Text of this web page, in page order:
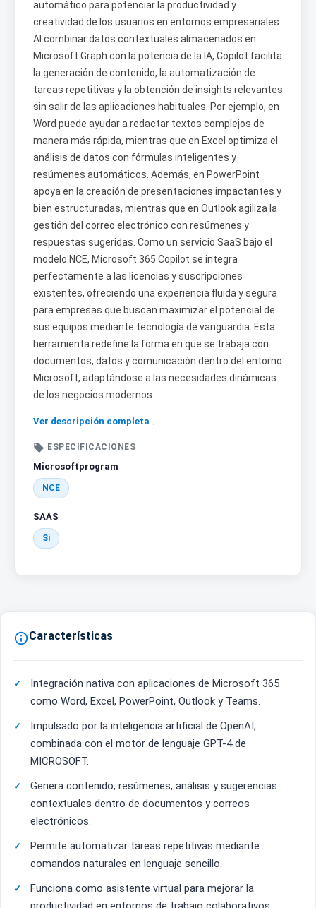
automático para potenciar la productividad y
creatividad de los usuarios en entornos empresariales.
Al combinar datos contextuales almacenados en
Microsoft Graph con la potencia de la IA, Copilot facilita
la generación de contenido, la automatización de
tareas repetitivas y la obtención de insights relevantes
sin salir de las aplicaciones habituales. Por ejemplo, en
Word puede ayudar a redactar textos complejos de
manera más rápida, mientras que en Excel optimiza el
análisis de datos con fórmulas inteligentes y
resúmenes automáticos. Además, en PowerPoint
apoya en la creación de presentaciones impactantes y
bien estructuradas, mientras que en Outlook agiliza la
gestión del correo electrónico con resúmenes y
respuestas sugeridas. Como un servicio SaaS bajo el
modelo NCE, Microsoft 365 Copilot se integra
perfectamente a las licencias y suscripciones
existentes, ofreciendo una experiencia fluida y segura
para empresas que buscan maximizar el potencial de
sus equipos mediante tecnología de vanguardia. Esta
herramienta redefine la forma en que se trabaja con
documentos, datos y comunicación dentro del entorno
Microsoft, adaptándose a las necesidades dinámicas
de los negocios modernos.
Ver descripción completa ↓
 ESPECIFICACIONES
Microsoftprogram
NCE
SAAS
Sí
Características
Integración nativa con aplicaciones de Microsoft 365
como Word, Excel, PowerPoint, Outlook y Teams.
Impulsado por la inteligencia artificial de OpenAI,
combinada con el motor de lenguaje GPT-4 de
MICROSOFT.
Genera contenido, resúmenes, análisis y sugerencias
contextuales dentro de documentos y correos
electrónicos.
Permite automatizar tareas repetitivas mediante
comandos naturales en lenguaje sencillo.
Funciona como asistente virtual para mejorar la